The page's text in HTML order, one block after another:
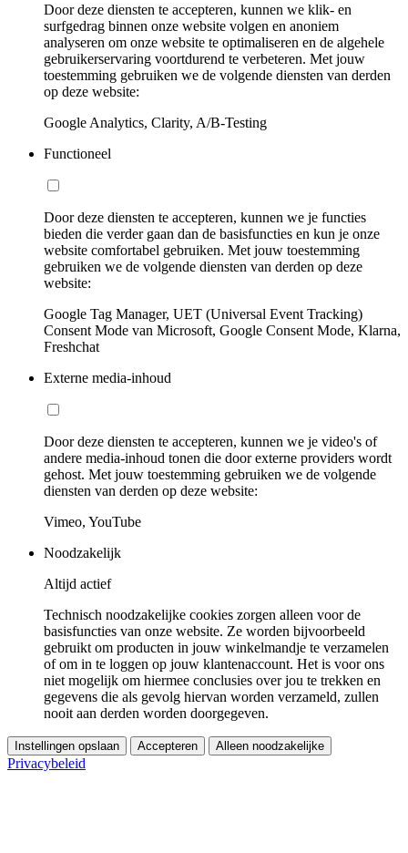
Door deze diensten te accepteren, kunnen we klik- en
surfgedrag binnen onze website volgen en anoniem
analyseren om onze website te optimaliseren en de algehele
gebruikerservaring voortdurend te verbeteren. Met jouw
toestemming gebruiken we de volgende diensten van derden
op deze website:
Google Analytics, Clarity, A/B-Testing
Functioneel
Door deze diensten te accepteren, kunnen we je functies
bieden die verder gaan dan de basisfuncties en kun je onze
website comfortabel gebruiken. Met jouw toestemming
gebruiken we de volgende diensten van derden op deze
website:
Google Tag Manager, UET (Universal Event Tracking)
Consent Mode van Microsoft, Google Consent Mode, Klarna,
Freshchat
Externe media-inhoud
Door deze diensten te accepteren, kunnen we je video's of
andere media-inhoud tonen die door externe providers wordt
gehost. Met jouw toestemming gebruiken we de volgende
diensten van derden op deze website:
Vimeo, YouTube
Noodzakelijk
Altijd actief
Technisch noodzakelijke cookies zorgen alleen voor de
basisfuncties van onze website. Ze worden bijvoorbeeld
gebruikt om producten in jouw winkelmandje te verzamelen
of om in te loggen op jouw klantenaccount. Het is voor ons
niet mogelijk om hiermee conclusies over jou te trekken en
gegevens die als gevolg hiervan worden verzameld, zullen
nooit aan derden worden doorgegeven.
Instellingen opslaan Accepteren Alleen noodzakelijke
Privacybeleid